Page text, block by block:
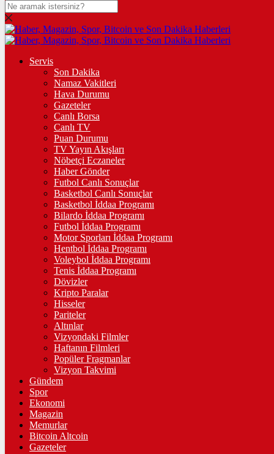
DOLAR
47,7436$% 0.18
% 0.32
STERLİN
% 0.38
GRAM ALTIN
%2,59
ÇEYREK ALTIN
10.903,00%2,54
TAM ALTIN
43.427,00%2,54
%2,39
%-0,14
฿%-0.2
LİTECOİN
2201.55Ł%1.4
ETHEREUM
91587 Ξ%0.1
Servis
Son Dakika
Namaz Vakitleri
Hava Durumu
Gazeteler
Canlı Borsa
Canlı TV
Puan Durumu
TV Yayın Akışları
Nöbetçi Eczaneler
Haber Gönder
Futbol Canlı Sonuçlar
Basketbol Canlı Sonuçlar
Basketbol İddaa Programı
Bilardo İddaa Programı
Futbol İddaa Programı
Motor Sporları İddaa Programı
Hentbol İddaa Programı
Voleybol İddaa Programı
Tenis İddaa Programı
Dövizler
Kripto Paralar
Hisseler
Pariteler
Altınlar
Vizyondaki Filmler
Haftanın Filmleri
Popüler Fragmanlar
Vizyon Takvimi
Gündem
Spor
Ekonomi
Magazin
Memurlar
Bitcoin Altcoin
Gazeteler